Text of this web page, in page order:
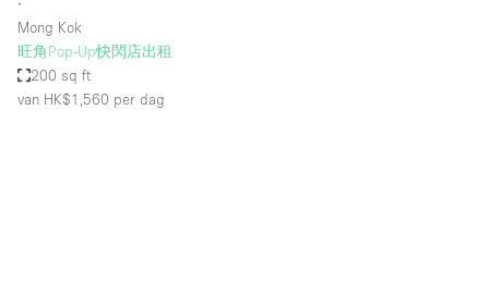
Vrachtwagen
Winkel delen
Winkelruimte in winkelcentrum
Mong Kok
旺角Pop-Up快閃店出租
200 sq ft
van HK$1,560 per dag